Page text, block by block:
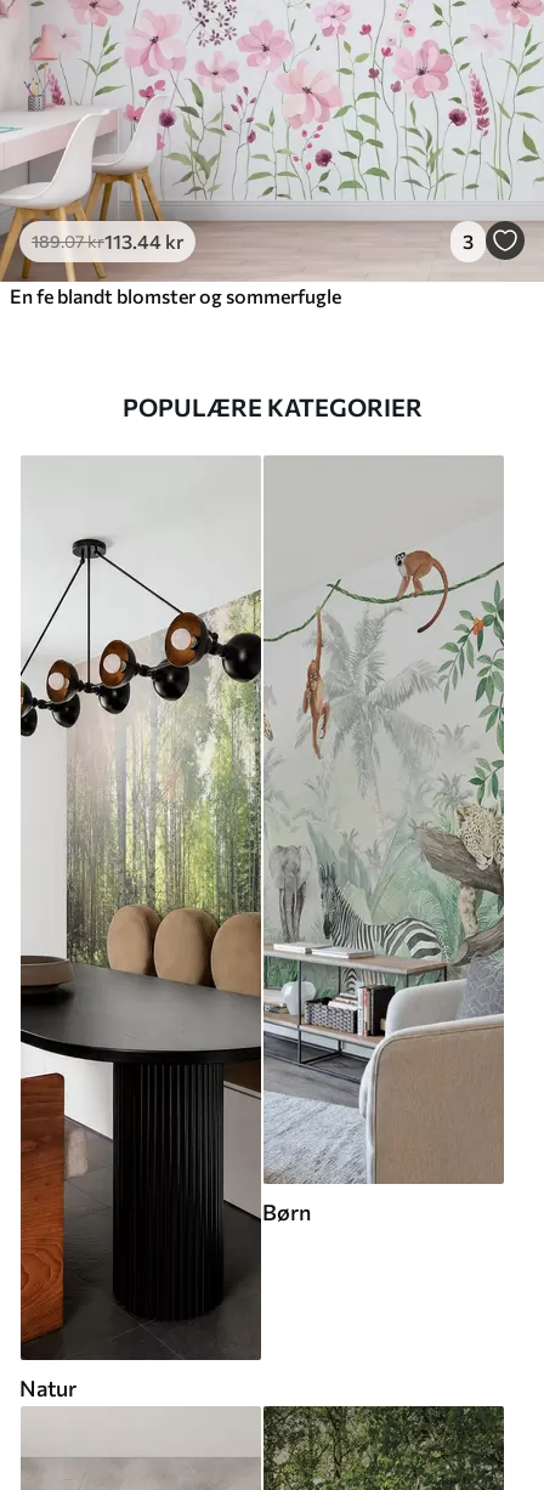
189.07kr113 .44 kr 3
En fe blandt blomster og sommerfugle
POPULÆRE KATEGORIER
Natur
Børn